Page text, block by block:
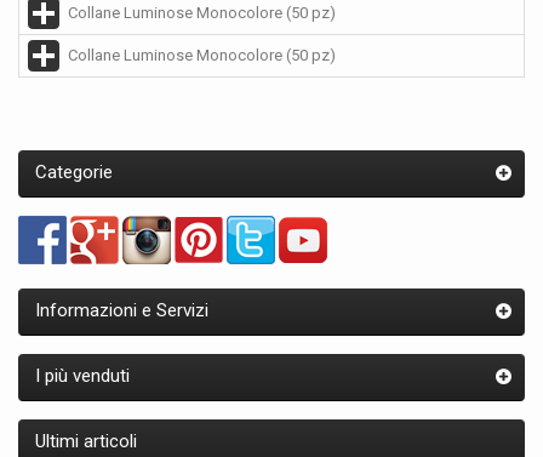
Collane Luminose Monocolore (50 pz)
Collane Luminose Monocolore (50 pz)
Categorie
Informazioni e Servizi
I più venduti
Ultimi articoli